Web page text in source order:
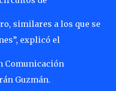
similares a los que se
explicó el
Comunicación
Guzmán.